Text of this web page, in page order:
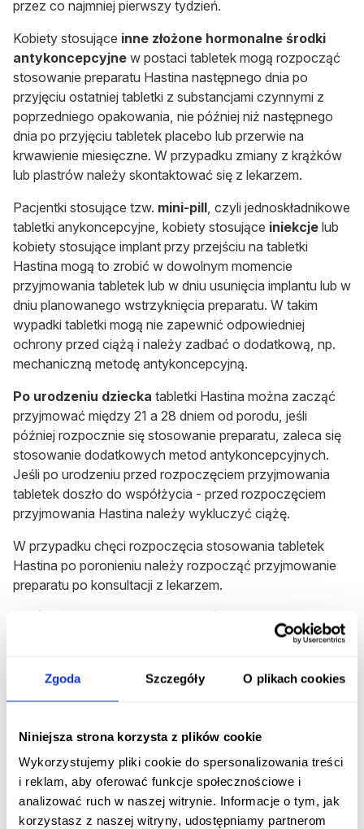
Zgoda Szczegóły O plikach cookies
Niniejsza strona korzysta z plików cookie
Wykorzystujemy pliki cookie do spersonalizowania treści
i reklam, aby oferować funkcje społecznościowe i
analizować ruch w naszej witrynie. Informacje o tym, jak
korzystasz z naszej witryny, udostępniamy partnerom
przez co najmniej pierwszy tydzień.
Kobiety stosujące inne złożone hormonalne środki
antykoncepcyjne w postaci tabletek mogą rozpocząć
stosowanie preparatu Hastina następnego dnia po
przyjęciu ostatniej tabletki z substancjami czynnymi z
poprzedniego opakowania, nie później niż następnego
dnia po przyjęciu tabletek placebo lub przerwie na
krwawienie miesięczne. W przypadku zmiany z krążków
lub plastrów należy skontaktować się z lekarzem.
Pacjentki stosujące tzw. mini-pill, czyli jednoskładnikowe
tabletki anykoncepcyjne, kobiety stosujące iniekcje lub
kobiety stosujące implant przy przejściu na tabletki
Hastina mogą to zrobić w dowolnym momencie
przyjmowania tabletek lub w dniu usunięcia implantu lub w
dniu planowanego wstrzyknięcia preparatu. W takim
wypadki tabletki mogą nie zapewnić odpowiedniej
ochrony przed ciążą i należy zadbać o dodatkową, np.
mechaniczną metodę antykoncepcyjną.
Po urodzeniu dziecka tabletki Hastina można zacząć
przyjmować między 21 a 28 dniem od porodu, jeśli
później rozpocznie się stosowanie preparatu, zaleca się
stosowanie dodatkowych metod antykoncepcyjnych.
Jeśli po urodzeniu przed rozpoczęciem przyjmowania
tabletek doszło do współżycia - przed rozpoczęciem
przyjmowania Hastina należy wykluczyć ciążę.
W przypadku chęci rozpoczęcia stosowania tabletek
Hastina po poronieniu należy rozpocząć przyjmowanie
preparatu po konsultacji z lekarzem.
Objawy przedawkowania
dojść do nudności, wymiotów, a u młodych osób
W przypadku przyjęcia większej ilości tabletek lub ich
omyłkowego przyjęcia przez dziecko należy
skontaktować się z lekarzem lub farmaceutą.